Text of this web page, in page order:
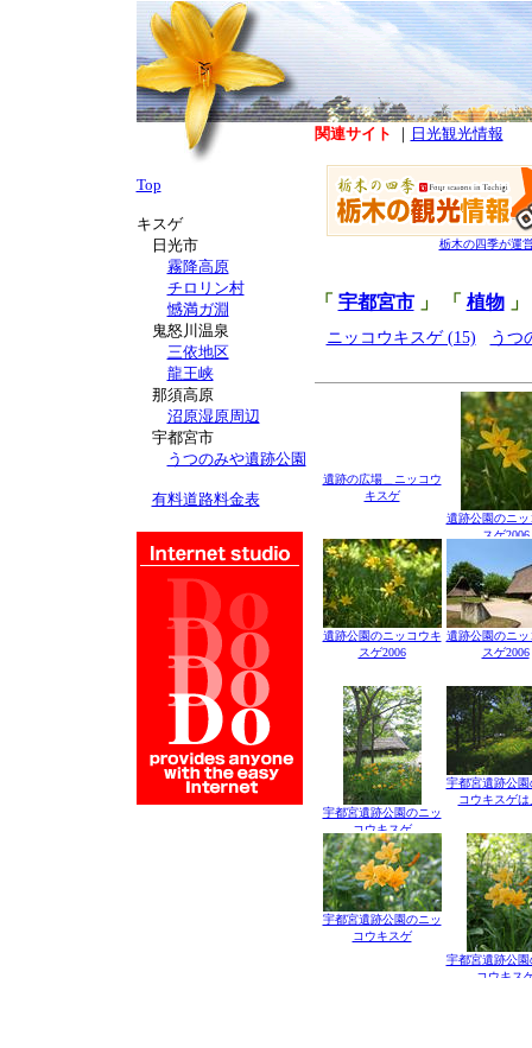
関連サイト ｜ 日光観光情報
栃木の四季が運
「 宇都宮市」 「 植物」
ニッコウキスゲ (15) うつ
遺跡の広場＿ニッコウ
キスゲ
遺跡公園のニッ
スゲ2006
遺跡公園のニッコウキ
スゲ2006
遺跡公園のニッ
スゲ2006
宇都宮遺跡公園のニッ
コウキスゲ
宇都宮遺跡公園
コウキスゲは
宇都宮遺跡公園のニッ
コウキスゲ
宇都宮遺跡公園
コウキス
Top
キスゲ
日光市
霧降高原
チロリン村
憾満ガ淵
鬼怒川温泉
三依地区
龍王峡
那須高原
沼原湿原周辺
宇都宮市
うつのみや遺跡公園
有料道路料金表